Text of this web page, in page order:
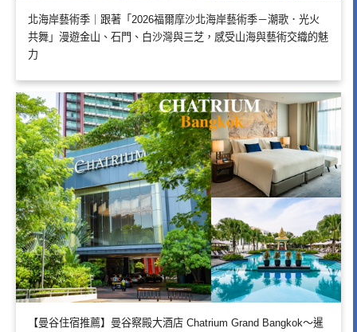
北海岸藝術季｜跟著「2026福爾摩沙北海岸藝術季－潮歌．光火
共舞」漫遊金山、石門、白沙灣與三芝，感受山海與藝術交織的魅
力
【曼谷住宿推薦】曼谷察殿大酒店 Chatrium Grand Bangkok～暹